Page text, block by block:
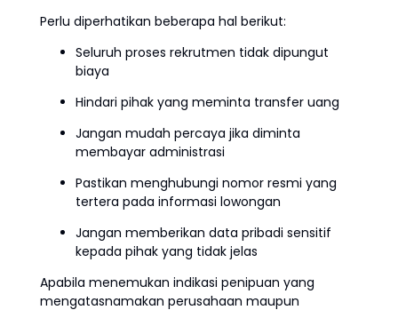
Perlu diperhatikan beberapa hal berikut:
Seluruh proses rekrutmen tidak dipungut
biaya
Hindari pihak yang meminta transfer uang
Jangan mudah percaya jika diminta
membayar administrasi
Pastikan menghubungi nomor resmi yang
tertera pada informasi lowongan
Jangan memberikan data pribadi sensitif
kepada pihak yang tidak jelas
Apabila menemukan indikasi penipuan yang
mengatasnamakan perusahaan maupun